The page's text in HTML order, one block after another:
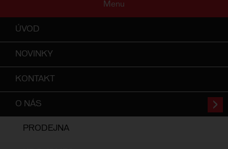
Menu
ÚVOD
NOVINKY
KONTAKT
O NÁS
PRODEJNA